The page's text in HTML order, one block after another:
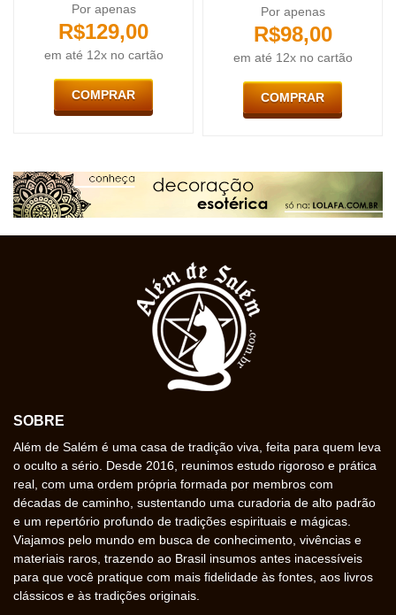
Por apenas
R$129,00
em até 12x no cartão
COMPRAR
Por apenas
R$98,00
em até 12x no cartão
COMPRAR
SOBRE
Além de Salém é uma casa de tradição viva, feita para quem leva
o oculto a sério. Desde 2016, reunimos estudo rigoroso e prática
real, com uma ordem própria formada por membros com
décadas de caminho, sustentando uma curadoria de alto padrão
e um repertório profundo de tradições espirituais e mágicas.
Viajamos pelo mundo em busca de conhecimento, vivências e
materiais raros, trazendo ao Brasil insumos antes inacessíveis
para que você pratique com mais fidelidade às fontes, aos livros
clássicos e às tradições originais.